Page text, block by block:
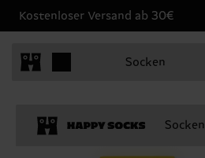
Kostenloser Versand ab 30€
Socken
Socken